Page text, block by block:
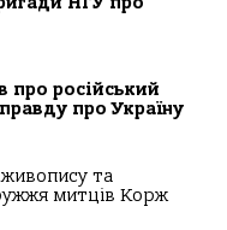
про російський
про Україну
та
митців Корж